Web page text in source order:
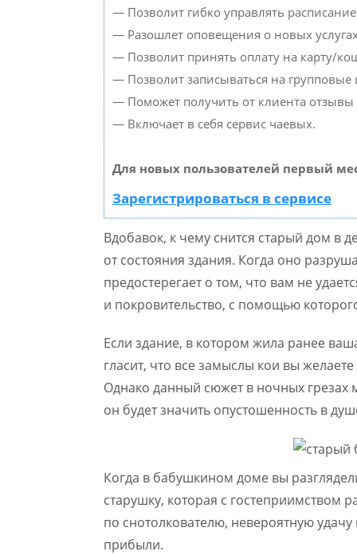
— Позволит гибко управлять
— Разошлет оповещения о новых
— Позволит принять оплату на карту/
— Позволит записываться на
— Поможет получить от клиента отзывы
— Включает в себя сервис чаевых.
Для новых пользователей первый
Зарегистрироваться в сервисе
Вдобавок, к чему снится старый дом в
от состояния здания. Когда оно
предостерегает о том, что вам не
и покровительство, с помощью
Если здание, в котором жила ранее
гласит, что все замыслы кои вы
Однако данный сюжет в ночных грезах
он будет значить опустошенность в
Когда в бабушкином доме вы
старушку, которая с гостеприимством
по снотолкователю, невероятную
прибыли.